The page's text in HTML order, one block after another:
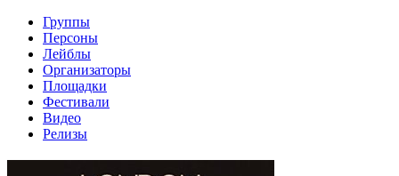
Группы
Персоны
Лейблы
Организаторы
Площадки
Фестивали
Видео
Релизы